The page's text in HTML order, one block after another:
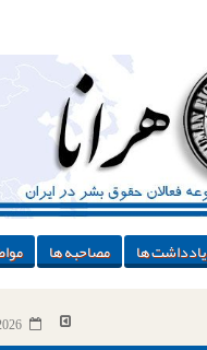
یادداشت ها مصاحبه ها